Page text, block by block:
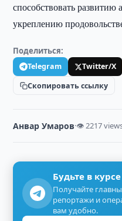
способствовать развитию
укреплению
Поделиться:
Telegram Twitter/X
Скопировать ссылку
Анвар Умаров·👁 2217
Будьте в
Получайте
репортажи и
вам удобно.